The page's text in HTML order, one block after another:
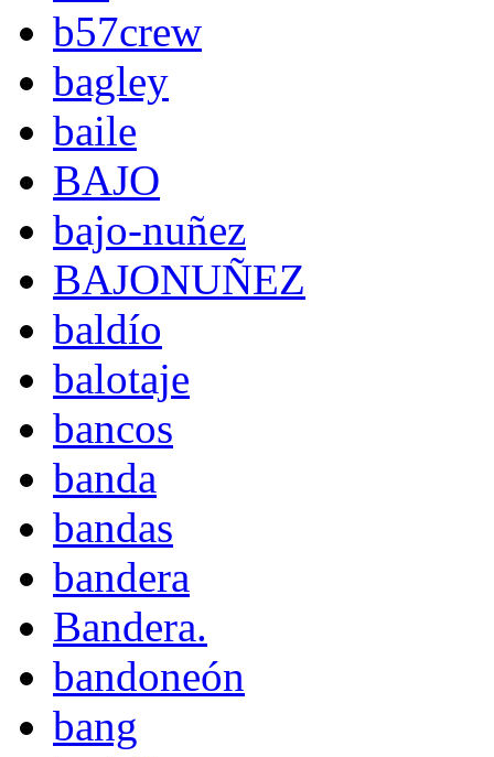
b57crew
bagley
baile
BAJO
bajo-nuñez
BAJONUÑEZ
baldío
balotaje
bancos
banda
bandas
bandera
Bandera.
bandoneón
bang